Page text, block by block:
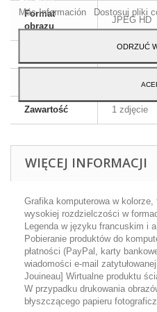
Format
obrazu
JPEG HD
Angielski i
Zawartość 1 zdjęcie
WIĘCEJ INFORMACJI
Grafika komputerowa w
wysokiej rozdzielczości w
Legenda w języku francuskim i
Pobieranie produktów do
płatności (PayPal, karty
wiadomości e-mail
Jouineau] Wirtualne produktu
W przypadku drukowania
błyszczącego papieru
Más Información
Dostosuj pliki
ODRZUĆ